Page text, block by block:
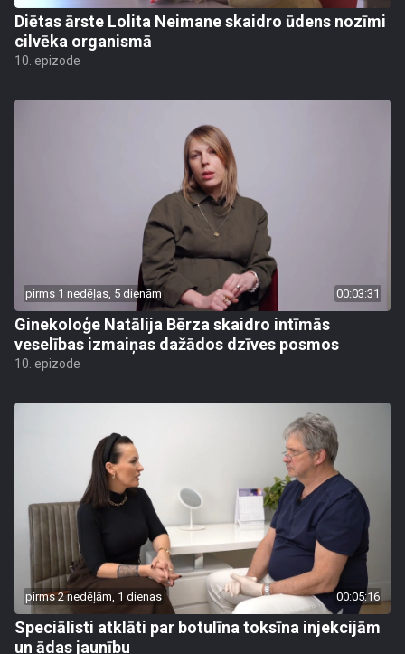
Diētas ārste Lolita Neimane skaidro ūdens nozīmi
cilvēka organismā
10. epizode
pirms 1 nedēļas, 5 dienām 00:03:31
Ginekoloģe Natālija Bērza skaidro intīmās
veselības izmaiņas dažādos dzīves posmos
10. epizode
pirms 2 nedēļām, 1 dienas 00:05:16
Speciālisti atklāti par botulīna toksīna injekcijām
un ādas jaunību